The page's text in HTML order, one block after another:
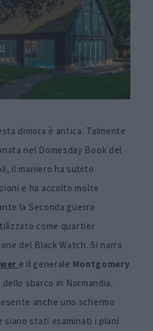
dimora è antica. Talmente
nel Domesday Book del
il maniero ha subito
e ha accolto molte
la Seconda guerra
come quartier
del Black Watch. Si narra
e il generale Montgomery
sbarco in Normandia.
anche uno schermo
siano stati esaminati i piani